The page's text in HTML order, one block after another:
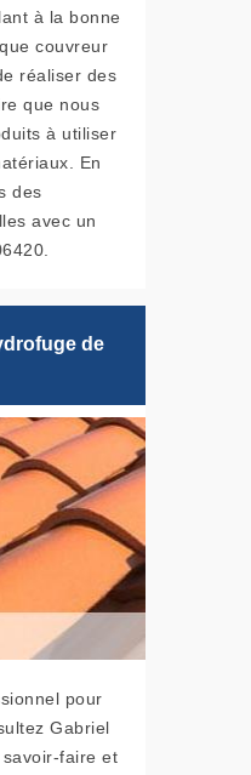
à la bonne
couvreur
réaliser des
que nous
à utiliser
En
des
avec un
de
pour
Gabriel
faire et